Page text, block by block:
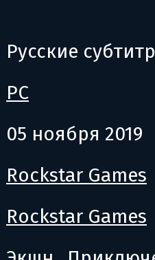
Русские
PC
05 ноября 2019
Rockstar Games
Rockstar Games